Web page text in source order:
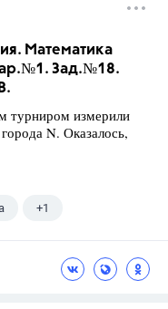
Математика
Зад.№18.
турниром измерили
N. Оказалось,
+1